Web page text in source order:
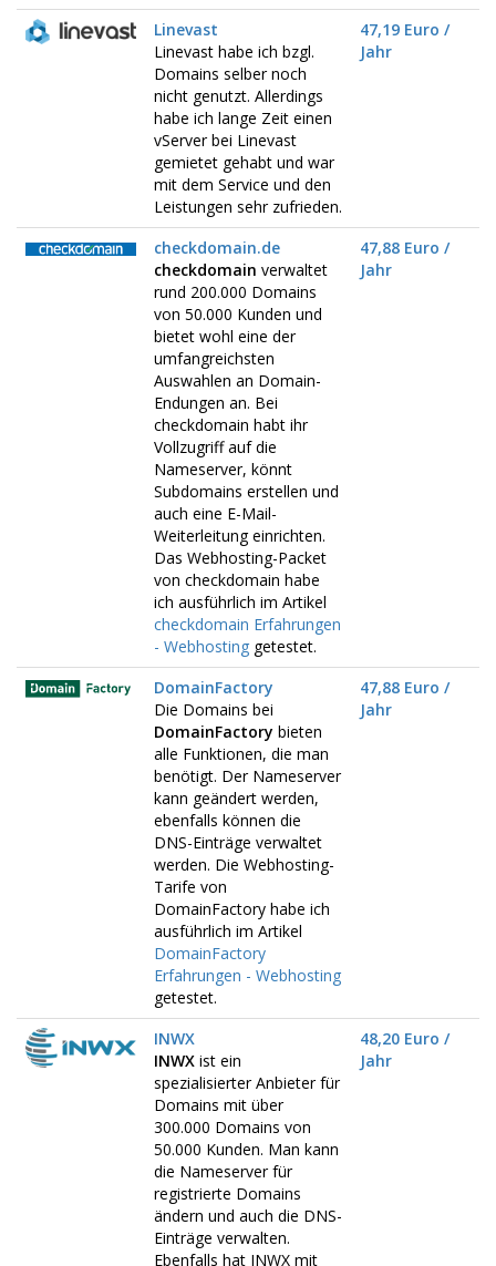
Linevast
Linevast habe ich bzgl.
Domains selber noch
nicht genutzt. Allerdings
habe ich lange Zeit einen
vServer bei Linevast
gemietet gehabt und war
mit dem Service und den
Leistungen sehr zufrieden.
47,19 Euro /
Jahr
checkdomain.de
checkdomain verwaltet
rund 200.000 Domains
von 50.000 Kunden und
bietet wohl eine der
umfangreichsten
Auswahlen an Domain-
Endungen an. Bei
checkdomain habt ihr
Vollzugriff auf die
Nameserver, könnt
Subdomains erstellen und
auch eine E-Mail-
Weiterleitung einrichten.
Das Webhosting-Packet
von checkdomain habe
ich ausführlich im Artikel
checkdomain Erfahrungen
- Webhosting getestet.
47,88 Euro /
Jahr
DomainFactory
Die Domains bei
DomainFactory bieten
alle Funktionen, die man
benötigt. Der Nameserver
kann geändert werden,
ebenfalls können die
DNS-Einträge verwaltet
werden. Die Webhosting-
Tarife von
DomainFactory habe ich
ausführlich im Artikel
DomainFactory
Erfahrungen - Webhosting
getestet.
47,88 Euro /
Jahr
INWX
INWX ist ein
spezialisierter Anbieter für
Domains mit über
300.000 Domains von
50.000 Kunden. Man kann
die Nameserver für
registrierte Domains
ändern und auch die DNS-
Einträge verwalten.
Ebenfalls hat INWX mit
48,20 Euro /
Jahr